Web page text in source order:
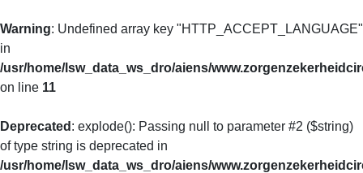
Warning: Undefined array key "HTTP_ACCEPT_LANGUAGE"
in
/usr/home/lsw_data_ws_dro/aiens/
on line 11
Deprecated : explode(): Passing null to parameter #2 ($string)
of type string is deprecated in
/usr/home/lsw_data_ws_dro/aiens/